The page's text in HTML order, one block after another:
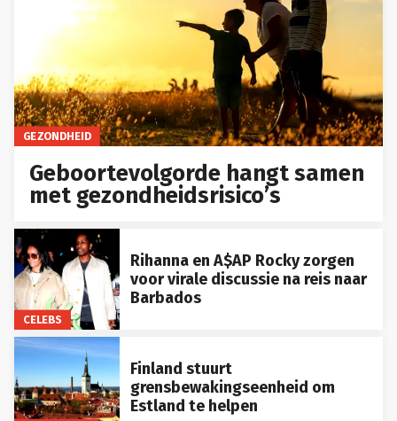
GEZONDHEID
Geboortevolgorde hangt samen
met gezondheidsrisico’s
CELEBS
Rihanna en A$AP Rocky zorgen
voor virale discussie na reis naar
Barbados
Finland stuurt
grensbewakingseenheid om
Estland te helpen